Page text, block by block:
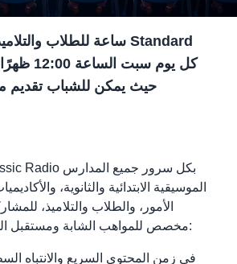
حيث يمكن للشباب تقديم
الموسيقية الابتدائية والثانوية،
الأمور، والطلاب والتلاميذ،
مخصص للمواهب الشابة ومستقبل الموسيقى الكلاسيكية:
في زمن المحتوى السريع والانتباه